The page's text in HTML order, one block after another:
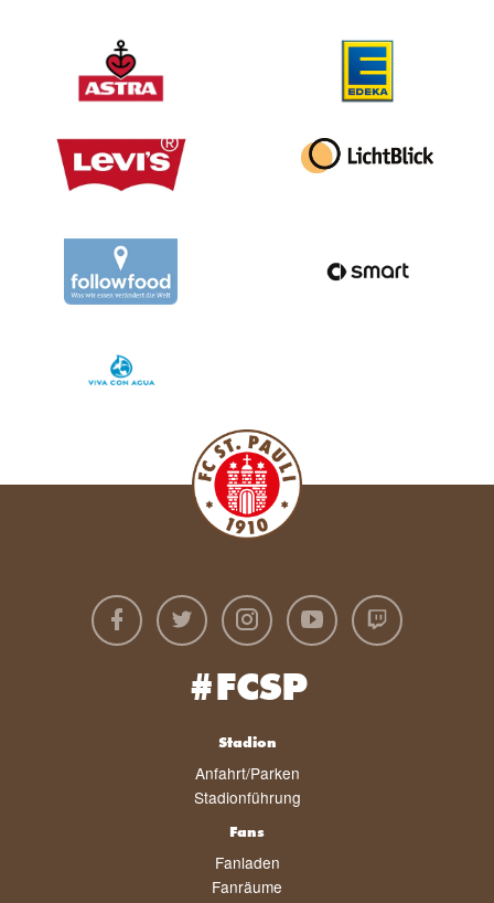
#FCSP
Stadion
Anfahrt/Parken
Stadionführung
Fans
Fanladen
Fanräume